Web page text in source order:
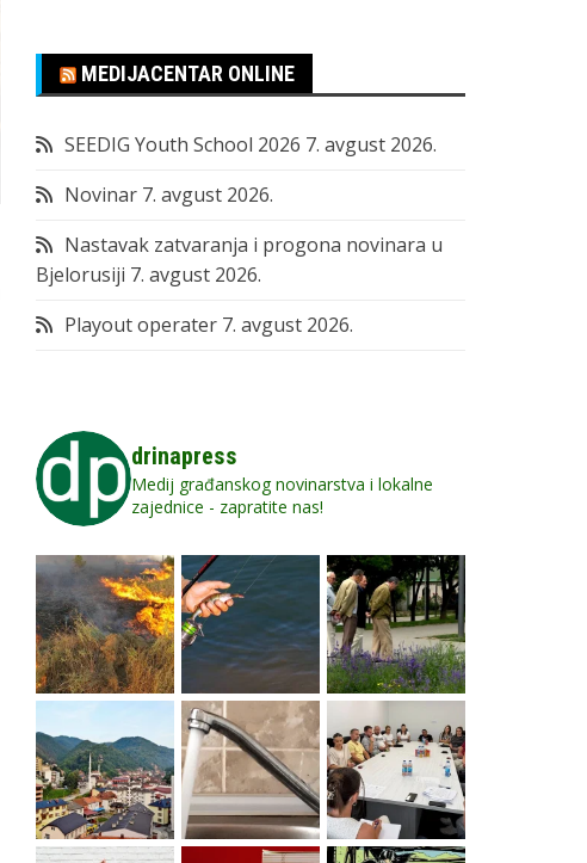
MEDIJACENTAR ONLINE
SEEDIG Youth School 2026 7. avgust 2026.
Novinar 7. avgust 2026.
Nastavak zatvaranja i progona novinara u
Bjelorusiji 7. avgust 2026.
Playout operater 7. avgust 2026.
drinapress
Medij građanskog novinarstva i lokalne
zajednice - zapratite nas!